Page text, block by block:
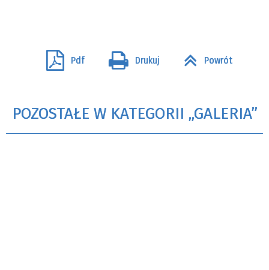
Pdf Drukuj Powrót
POZOSTAŁE W KATEGORII „GALERIA”